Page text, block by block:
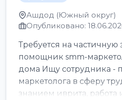
Ашдод (Южный округ)
Опубликовано:
Требуется на частичную
помощник smm-
дома Ищу сотрудника -
маркетолога в сферу
знанием иврита, работа